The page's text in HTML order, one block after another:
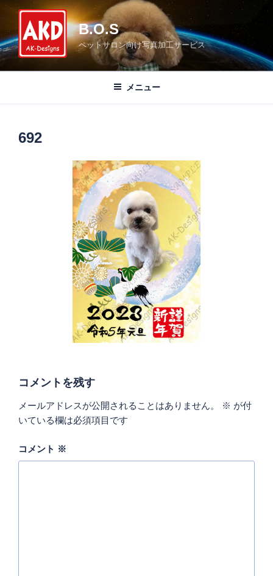
コ
ン
テ
ン
B.O.S
ペットサロン向け写真加工サービス
メニュー
692
コメントを残す
メールアドレスが公開されることはありません。 ※ が付
いている欄は必須項目です
コメント ※